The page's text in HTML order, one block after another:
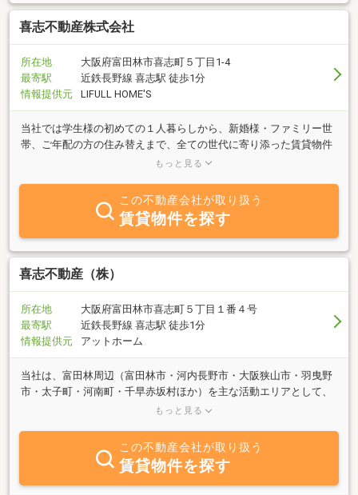
安心と最小限の出費で契約していただけるよう頑張っておりま
す！！大阪芸術大学学校紹介の学生寮、学生専用マンションもあり
る後輩に多くご紹介いただいております。地元に強く、豊富な物件
の中から選んでいただけます！地域密着店だからわかる情報を基
に、ご家族の方々にも安心していただけるようなおすすめ物件を紹
致します！当社は、喜志駅か
喜志不動産株式会社
所在地
大阪府富田林市喜志町５丁目1-4
最寄駅
近鉄長野線 喜志駅 徒歩1分
情報提供元
LIFULL HOME'S
当社では学生様の初めての１人暮らしから、新婚様・ファミリー世
帯、ご年配の方の住み替えまで、全ての世代に寄り添った賃貸物件
をご紹介しております。お部屋探しは当店にお任せ下さい。賃貸情
もっと見る
この不動産会社が取り扱う
賃貸物件を探す
喜志不動産（株）
所在地
大阪府富田林市喜志町５丁目１番４号
最寄駅
近鉄長野線 喜志駅 徒歩1分
情報提供元
アットホーム
当社は、富田林周辺（富田林市・河内長野市・大阪狭山市・羽曳野
市・太子町・河南町・千早赤坂村ほか）を主な活動エリアとして、
不動産の業務を行っております。不動産に関する様々な「売りた
えします。お客様のご希望に併せたスピーディな対応を心掛けてお
ります。もちろんご相談は無料です。近鉄長野線「喜志」駅よりす
ぐ近くにあります。ファミリーマートが目印です。お気軽にご来店
ください。
もっと見る
この不動産会社が取り扱う
賃貸物件を探す